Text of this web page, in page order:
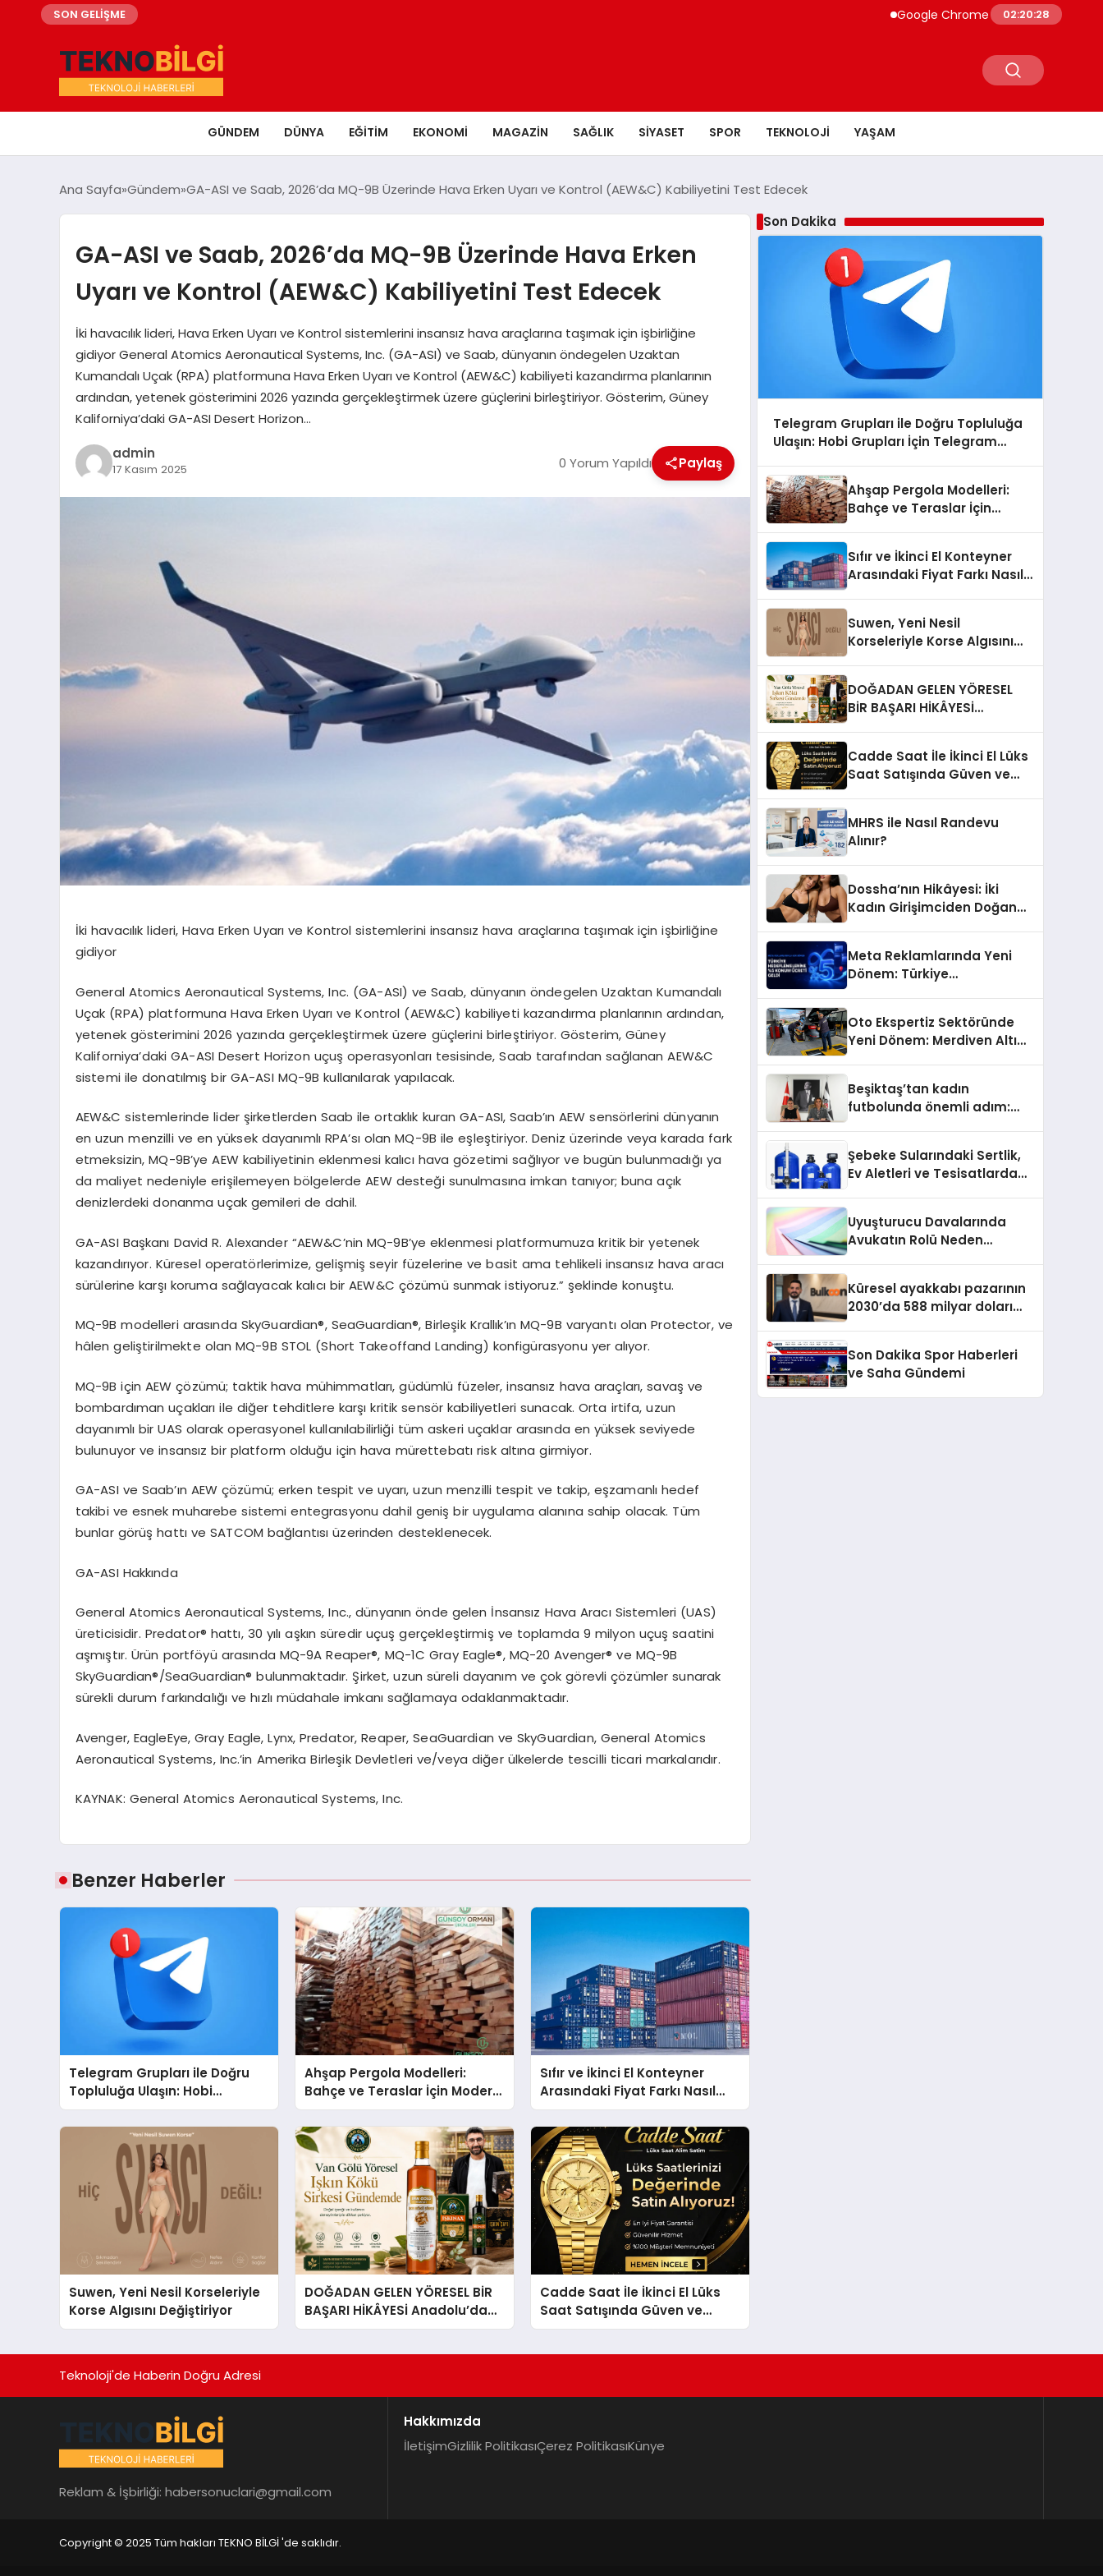
SON GELİŞME Google Chrome Yapay Zeka ile
02:20:29
GÜNDEM DÜNYA EĞITIM EKONOMI MAGAZIN SAĞLIK SIYASET SPOR TEKNOLOJI YAŞAM
Ana Sayfa Gündem GA-ASI ve Saab, 2026’da MQ-9B Üzerinde Hava Erken Uyarı ve Kontrol (AEW&C) Kabiliyetini Test Edecek
GA-ASI ve Saab, 2026’da MQ-9B Üzerinde Hava Erken
Uyarı ve Kontrol (AEW&C) Kabiliyetini Test Edecek
İki havacılık lideri, Hava Erken Uyarı ve Kontrol sistemlerini insansız hava araçlarına taşımak için işbirliğine
gidiyor General Atomics Aeronautical Systems, Inc. (GA-ASI) ve Saab, dünyanın öndegelen Uzaktan
Kumandalı Uçak (RPA) platformuna Hava Erken Uyarı ve Kontrol (AEW&C) kabiliyeti kazandırma planlarının
ardından, yetenek gösterimini 2026 yazında gerçekleştirmek üzere güçlerini birleştiriyor. Gösterim, Güney
Kaliforniya’daki GA-ASI Desert Horizon…
admin
17 Kasım 2025 0 Yorum Yapıldı Paylaş
İki havacılık lideri, Hava Erken Uyarı ve Kontrol sistemlerini insansız hava araçlarına taşımak için işbirliğine
gidiyor
General Atomics Aeronautical Systems, Inc. (GA-ASI) ve Saab, dünyanın öndegelen Uzaktan Kumandalı
Uçak (RPA) platformuna Hava Erken Uyarı ve Kontrol (AEW&C) kabiliyeti kazandırmaplanlarının ardından,
yetenek gösterimini 2026 yazında gerçekleştirmek üzere güçlerini birleştiriyor. Gösterim, Güney
Kaliforniya’daki GA-ASI Desert Horizon uçuş operasyonları tesisinde, Saab tarafından sağlanan AEW&C
sistemi ile donatılmış bir GA-ASI MQ-9B kullanılarak yapılacak.
AEW&C sistemlerinde lider şirketlerden Saab ile ortaklık kuran GA-ASI, Saab’ın AEWsensörlerini dünyanın
en uzun menzilli ve en yüksek dayanımlı RPA’sı olan MQ-9B ile eşleştiriyor. Deniz üzerinde veya karada fark
etmeksizin, MQ-9B’ye AEW kabiliyetinin eklenmesi kalıcı hava gözetimi sağlıyor ve bugün bulunmadığı ya
da maliyet nedeniyle erişilemeyen bölgelerde AEW desteği sunulmasına imkan tanıyor; buna açık
denizlerdeki donanma uçak gemileri de dahil.
GA-ASI Başkanı David R. Alexander “AEW&C’nin MQ-9B’ye eklenmesi platformumuza kritik bir yetenek
kazandırıyor. Küresel operatörlerimize, gelişmiş seyir füzelerine ve basit ama tehlikeli insansız hava aracı
sürülerine karşı koruma sağlayacak kalıcı bir AEW&C çözümü sunmak istiyoruz.” şeklinde konuştu.
MQ-9B modelleri arasında SkyGuardian®, SeaGuardian®, Birleşik Krallık’ın MQ-9B varyantı olanProtector, ve
hâlen geliştirilmekte olan MQ-9B STOL (Short Takeoffand Landing) konfigürasyonu yer alıyor.
MQ-9Biçin AEWçözümü; taktik hava mühimmatları, güdümlü füzeler, insansız hava araçları, savaş ve
bombardıman uçaklarıile diğer tehditlere karşı kritiksensör kabiliyetleri sunacak. Orta irtifa, uzun
dayanımlı bir UAS olarak operasyonel kullanılabilirliği tüm askeri uçaklar arasında en yüksek seviyede
bulunuyor ve insansız bir platform olduğu için hava mürettebatı risk altına girmiyor.
GA-ASI ve Saab’ın AEW çözümü; erken tespit ve uyarı, uzun menzilli tespit ve takip, eşzamanlı hedef
takibi ve esnek muharebe sistemi entegrasyonu dahil geniş bir uygulama alanına sahip olacak. Tüm
bunlar görüş hattı ve SATCOM bağlantısı üzerinden desteklenecek.
GA-ASI Hakkında
General Atomics Aeronautical Systems, Inc., dünyanın önde gelen İnsansız Hava Aracı Sistemleri (UAS)
üreticisidir. Predator® hattı, 30 yılı aşkın süredir uçuş gerçekleştirmiş ve toplamda 9 milyon uçuş saatini
aşmıştır. Ürün portföyü arasında MQ-9A Reaper®, MQ-1C Gray Eagle®, MQ-20 Avenger®ve MQ-9B
SkyGuardian®/SeaGuardian® bulunmaktadır. Şirket, uzun süreli dayanım ve çokgörevli çözümler sunarak
sürekli durum farkındalığı ve hızlı müdahale imkanı sağlamaya odaklanmaktadır.
Avenger, EagleEye, Gray Eagle, Lynx, Predator, Reaper, SeaGuardian ve SkyGuardian, General Atomics
Aeronautical Systems, Inc.’in Amerika Birleşik Devletleri ve/veya diğer ülkelerde tescilli ticari markalarıdır.
KAYNAK: General Atomics Aeronautical Systems, Inc.
Benzer Haberler
Telegram Grupları ile Doğru
Topluluğa Ulaşın: Hobi
Grupları İçin Telegram
Kullanımı
Ahşap Pergola Modelleri:
Bahçe ve Teraslar İçin Modern
Tasarım Fikirleri
Sıfır ve İkinci El Konteyner
Arasındaki Fiyat Farkı Nasıl
Oluşur?
Suwen, Yeni Nesil Korseleriyle
Korse Algısını Değiştiriyor
DOĞADAN GELEN YÖRESEL BİR
BAŞARI HİKÂYESİ Anadolu’dan
Çıkan Güçlü Bir Başarı
Cadde Saat İle İkinci El Lüks
Saat Satışında Güven ve
Doğru Değerleme
Son Dakika
Telegram Grupları ile Doğru Topluluğa
Ulaşın: Hobi Grupları İçin Telegram
Ahşap Pergola Modelleri:
Bahçe ve Teraslar İçin
Sıfır ve İkinci El Konteyner
Arasındaki Fiyat Farkı Nasıl
Suwen, Yeni Nesil
Korseleriyle Korse Algısını
DOĞADAN GELEN YÖRESEL
BİR BAŞARI HİKÂYESİ
Yöresel Işkın Kökü Sirkesi
Cadde Saat İle İkinci El Lüks
Saat Satışında Güven ve
MHRS ile Nasıl Randevu
Alınır?
Dossha’nın Hikâyesi: İki
Kadın Girişimciden Doğan
Meta Reklamlarında Yeni
Dönem: Türkiye
Oto Ekspertiz Sektöründe
Yeni Dönem: Merdiven Altı
Beşiktaş’tan kadın
futbolunda önemli adım:
Gündoğdu kulüp hafızasını
geleceğe taşıyacak
Şebeke Sularındaki Sertlik,
Ev Aletleri ve Tesisatlarda
Uyuşturucu Davalarında
Avukatın Rolü Neden
Küresel ayakkabı pazarının
2030’da 588 milyar doları
Son Dakika Spor Haberleri
ve Saha Gündemi
Teknoloji'de Haberin Doğru Adresi
Reklam & İşbirliği: habersonuclari@gmail.com
Hakkımızda
İletişimGizlilik PolitikasıÇerez PolitikasıKünye
Copyright © 2025 Tüm hakları TEKNO BİLGİ 'de saklıdır.